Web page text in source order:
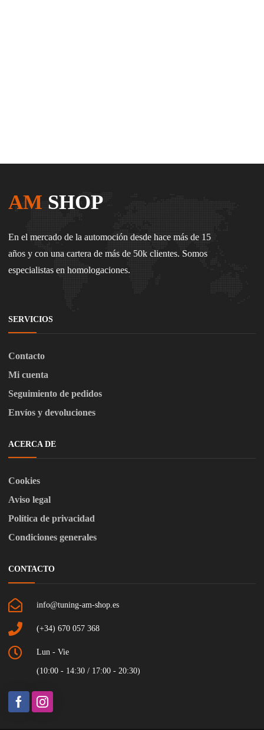
AM SHOP
En el mercado de la automoción desde hace más de 15
años y con una cartera de más de 50k clientes. Somos
especialistas en homologaciones.
SERVICIOS
Contacto
Mi cuenta
Seguimiento de pedidos
Envíos y devoluciones
ACERCA DE
Cookies
Aviso legal
Política de privacidad
Condiciones generales
CONTACTO
info@tuning-am-shop.es
(+34) 670 057 368
Lun - Vie
(10:00 - 14:30 / 17:00 - 20:30)